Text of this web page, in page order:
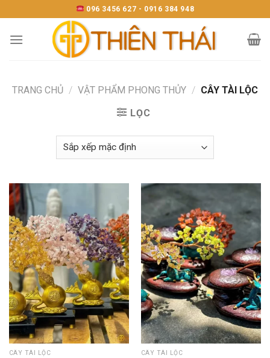
to
content
096 3456 627 - 0916 384 948
TRANG CHỦ / VẬT PHẨM PHONG THỦY / CÂY TÀI LỘC
LỌC
CÂY TÀI LỘC CÂY TÀI LỘC